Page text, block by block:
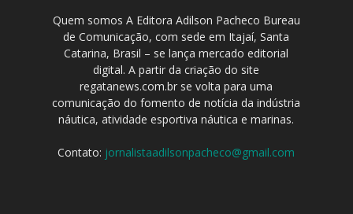
Quem somos A Editora Adilson Pacheco Bureau
de Comunicação, com sede em Itajaí, Santa
Catarina, Brasil – se lança mercado editorial
digital. A partir da criação do site
regatanews.com.br se volta para uma
comunicação do fomento de notícia da indústria
náutica, atividade esportiva náutica e marinas.
Contato: jornalistaadilsonpacheco@gmail.com